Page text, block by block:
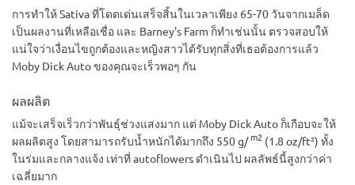
การทำให้ Sativa ที่โดดเด่นเสร็จสิ้นในเวลาเพียง 65-70 วันจากเมล็ด
เป็นผลงานที่เหลือเชื่อ และ Barney's Farm ก็ทำเช่นนั้น ตรวจสอบให้
แน่ใจว่าเงื่อนไขถูกต้องและหญิงสาวได้รับทุกสิ่งที่เธอต้องการแล้ว
Moby Dick Auto ของคุณจะเร็วพอๆ กัน
ผลผลิต
แม้จะเสร็จเร็วกว่าพันธุ์ช่วงแสงมาก แต่ Moby Dick Auto ก็เกือบจะให้
ผลผลิตสูง โดยสามารถรับน้ำหนักได้มากถึง 550 g/m2 (1.8 oz/ft²) ทั้ง
ในร่มและกลางแจ้ง เท่าที่ autoflowers ดำเนินไป ผลลัพธ์นี้สูงกว่าค่า
เฉลี่ยมาก